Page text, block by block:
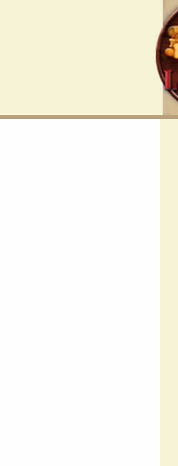
Panneau de gestion des cookies